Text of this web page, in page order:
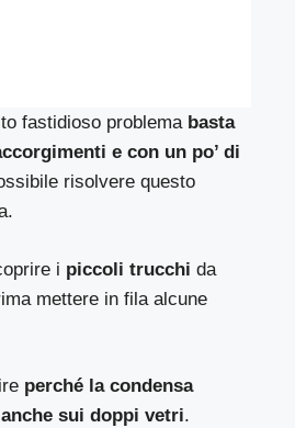
fastidioso problema basta
e con un po’ di
risolvere questo
i piccoli trucchi da
mettere in fila alcune
perché la condensa
sui doppi vetri.